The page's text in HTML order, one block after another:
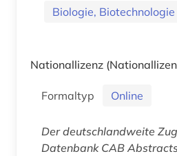
Biologie, Biotechnologie
Nationallizenz
Formaltyp Online
Der deutschlandweite
Datenbank CAB